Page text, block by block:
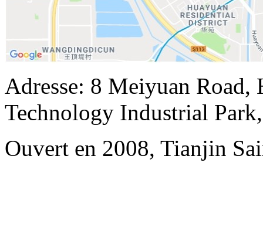
Adresse: 8 Meiyuan
Technology Industrial
Ouvert en 2008, Tianjin